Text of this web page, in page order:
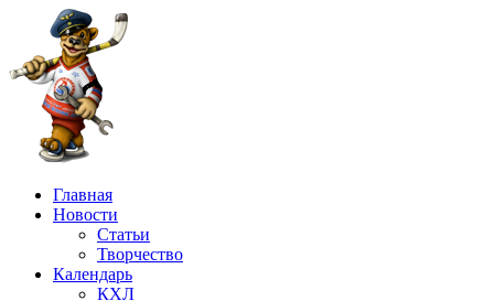
Главная
Новости
Статьи
Творчество
Календарь
КХЛ